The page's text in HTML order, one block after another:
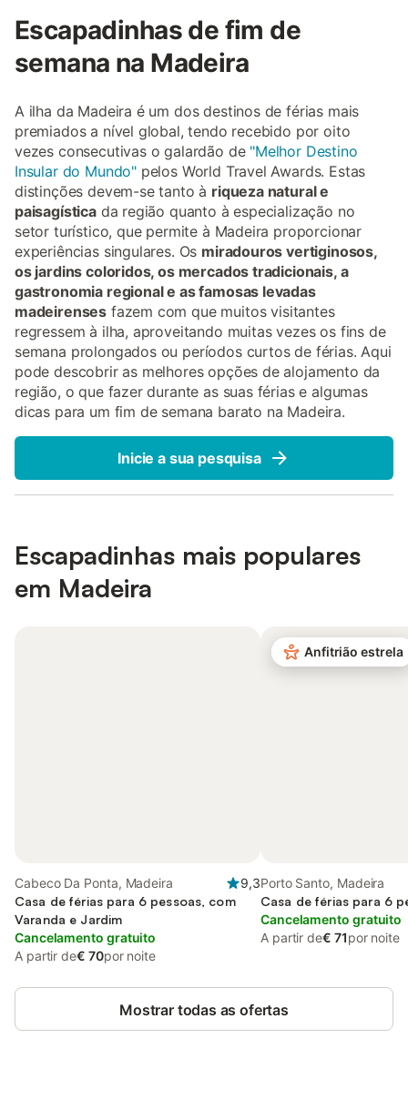
Escapadinhas de fim de
semana na Madeira
A ilha da Madeira é um dos destinos de férias mais
premiados a nível global, tendo recebido por oito
vezes consecutivas o galardão de "Melhor Destino
Insular do Mundo" pelos World Travel Awards. Estas
distinções devem-se tanto à riqueza natural e
paisagísticada região quanto à especialização no
setor turístico, que permite à Madeira proporcionar
experiências singulares. Os miradouros vertiginosos,
os jardins coloridos, os mercados tradicionais, a
gastronomia regional e as famosas levadas
madeirenses fazem com que muitos visitantes
regressem à ilha, aproveitando muitas vezes os fins de
semana prolongados ou períodos curtos de férias. Aqui
pode descobrir as melhores opções de alojamento da
região, o que fazer durante as suas férias e algumas
dicas para um fim de semana barato na Madeira.
Inicie a sua pesquisa
Escapadinhas mais populares
em Madeira
Cabeco Da Ponta, Madeira
9,3
Casa de férias para 6 pessoas, com
Varanda e Jardim
Cancelamento gratuito
A partir de€ 70por noite
Anfitrião estrela
Porto Santo, Madeira
Casa de férias para 6
Cancelamento gratuito
A partir de€ 71por noite
Mostrar todas as ofertas